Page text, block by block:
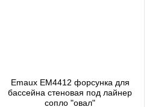
Emaux EM4412 форсунка для
бассейна стеновая под лайнер
сопло "овал"